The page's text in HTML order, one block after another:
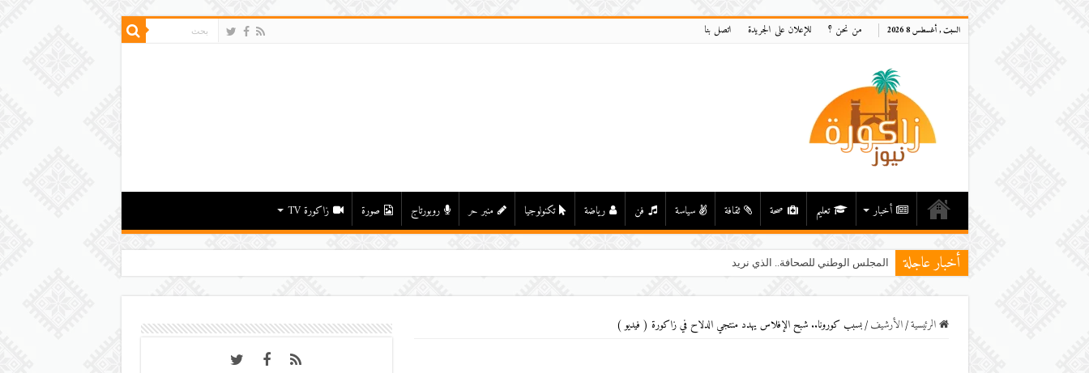
السبت , أغسطس 8 2026 من نحن ؟ للإعلان على الجريدة اتصل بنا
أخبار تعليم صحة ثقافة سياسة فن رياضة تكنولوجيا منبر حر روبورتاج صورة زاكورة TV
أخبار عاجلة المجلس الوطني للصحافة.. الذي نريد
الرئيسية/اﻷرشيف/بسبب كورونا.. شبح الإفلاس يهدد منتجي الدلاح في زاكورة ( فيديو )